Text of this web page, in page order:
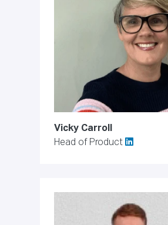
Vicky Carroll
Head of Product